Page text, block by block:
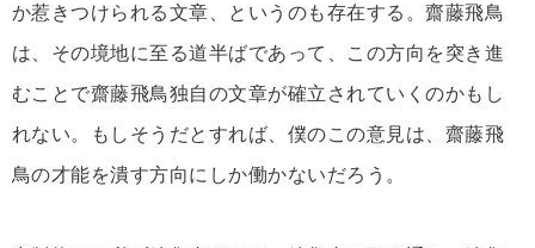
か惹きつけられる文章、というのも存在する。齋藤飛鳥
は、その境地に至る道半ばであって、この方向を突き進
むことで齋藤飛鳥独自の文章が確立されていくのかもし
れない。もしそうだとすれば、僕のこの意見は、齋藤飛
鳥の才能を潰す方向にしか働かないだろう。